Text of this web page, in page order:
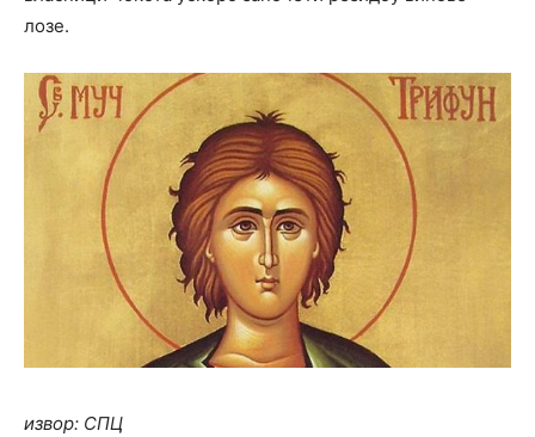
лозе.
извор: СПЦ